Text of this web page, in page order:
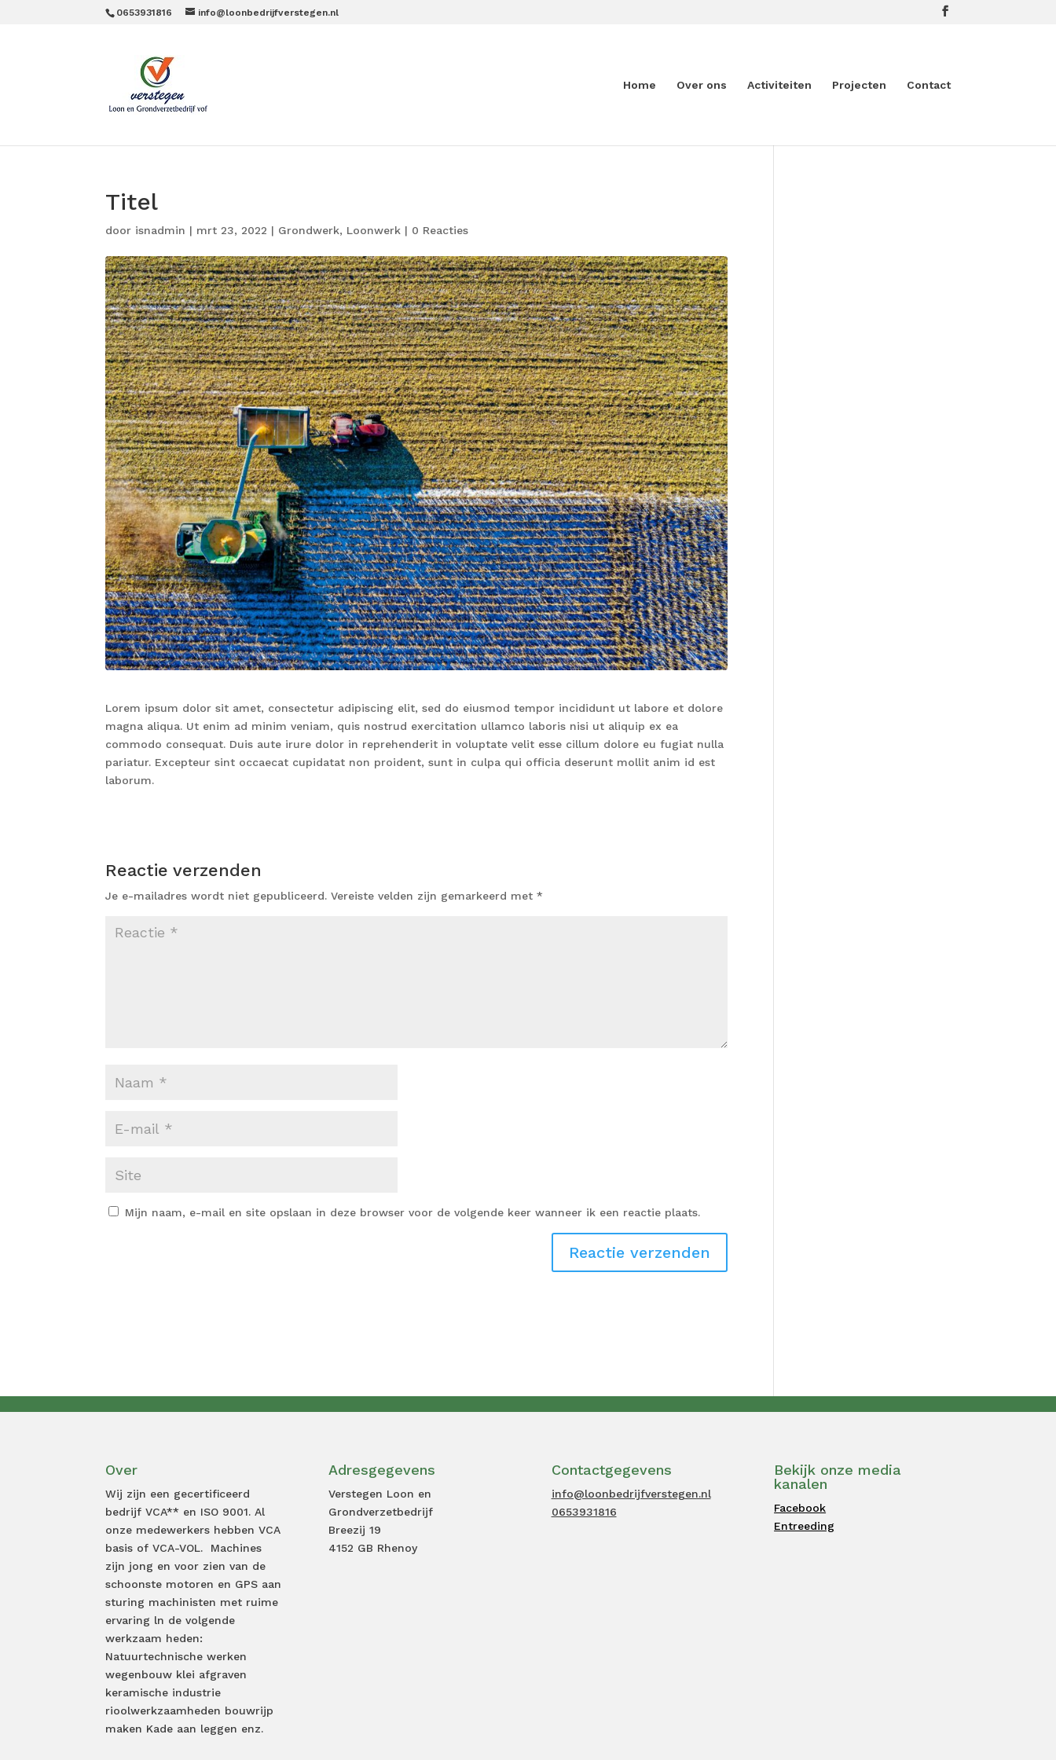
0653931816 info@loonbedrijfverstegen.nl
Home Over ons Activiteiten Projecten Contact
Titel
door isnadmin | mrt 23, 2022 | Grondwerk, Loonwerk | 0 Reacties
Lorem ipsum dolor sit amet, consectetur adipiscing elit, sed do eiusmod tempor incididunt ut labore et dolore
magna aliqua. Ut enim ad minim veniam, quis nostrud exercitation ullamco laboris nisi ut aliquip ex ea
commodo consequat. Duis aute irure dolor in reprehenderit in voluptate velit esse cillum dolore eu fugiat nulla
pariatur. Excepteur sint occaecat cupidatat non proident, sunt in culpa qui officia deserunt mollit anim id est
laborum.
Reactie verzenden
Je e-mailadres wordt niet gepubliceerd. Vereiste velden zijn gemarkeerd met*
Mijn naam, e-mail en site opslaan in deze browser voor de volgende keer wanneer ik een reactie plaats.
Over
Wij zijn een gecertificeerd
bedrijf VCA** en ISO 9001. Al
onze medewerkers hebben VCA
basis of VCA-VOL. Machines
zijn jong en voor zien van de
schoonste motoren en GPS aan
sturing machinisten met ruime
ervaring ln de volgende
werkzaam heden:
Natuurtechnische werken
wegenbouw klei afgraven
keramische industrie
rioolwerkzaamheden bouwrijp
maken Kade aan leggen enz.
Adresgegevens
Verstegen Loon en
Grondverzetbedrijf
Breezij 19
4152 GB Rhenoy
Contactgegevens
info@loonbedrijfverstegen.nl
0653931816
Bekijk onze media
kanalen
Facebook
Entreeding